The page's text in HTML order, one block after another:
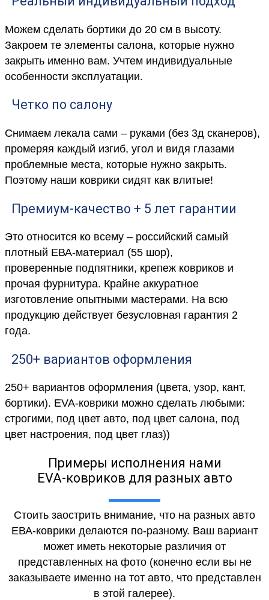
Можем сделать бортики до 20 см в высоту.
Закроем те элементы салона, которые нужно
закрыть именно вам. Учтем индивидуальные
особенности эксплуатации.
Четко по салону
Снимаем лекала сами – руками (без 3д сканеров),
промеряя каждый изгиб, угол и видя глазами
проблемные места, которые нужно закрыть.
Поэтому наши коврики сидят как влитые!
Премиум-качество + 5 лет гарантии
Это относится ко всему – российский самый
плотный ЕВА-материал (55 шор),
проверенные подпятники, крепеж ковриков и
прочая фурнитура. Крайне аккуратное
изготовление опытными мастерами. На всю
продукцию действует безусловная гарантия 2
года.
250+ вариантов оформления
250+ вариантов оформления (цвета, узор, кант,
бортики). EVA-коврики можно сделать любыми:
строгими, под цвет авто, под цвет салона, под
цвет настроения, под цвет глаз))
Примеры исполнения нами
EVA-ковриков для разных авто
Стоить заострить внимание, что на разных авто
ЕВА-коврики делаются по-разному. Ваш вариант
может иметь некоторые различия от
представленных на фото (конечно если вы не
заказываете именно на тот авто, что представлен
в этой галерее).